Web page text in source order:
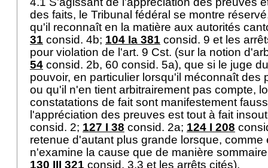
des faits, le Tribunal fédéral se montre
qu'il reconnaît en la matière aux autorités
31 consid. 4b; 104 Ia 381 consid. 9 et les
pour violation de l'art. 9 Cst. (sur la notion
54 consid. 2b, 60 consid. 5a), que si le juge
pouvoir, en particulier lorsqu'il méconnaît des
ou qu'il n'en tient arbitrairement pas compte,
constatations de fait sont manifestement
l'appréciation des preuves est tout à fait
consid. 2; 127 I 38 consid. 2a; 124 I 208
retenue d'autant plus grande lorsque, comme
n'examine la cause que de manière
130 III 321 consid. 3.3 et les arrêts cités).